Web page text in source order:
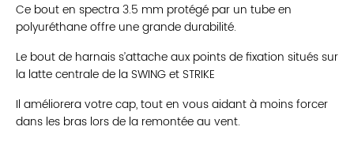
Ce bout en spectra 3.5 mm protégé par un tube en
polyuréthane offre une grande durabilité.
Le bout de harnais s’attache aux points de fixation situés sur
la latte centrale de la SWING et STRIKE
Il améliorera votre cap, tout en vous aidant à moins forcer
dans les bras lors de la remontée au vent.